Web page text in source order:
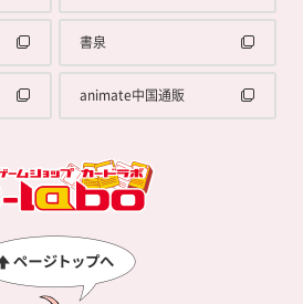
書泉
animate中国通販